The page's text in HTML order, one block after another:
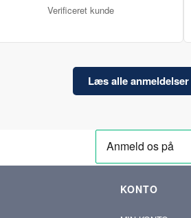
Verificeret kunde
Læs alle
KONTO